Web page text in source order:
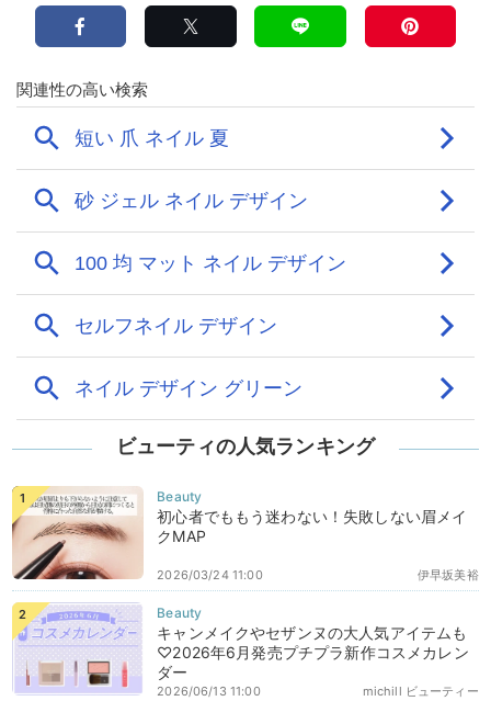
ビューティの人気ランキング
初心者でももう迷わない！失敗しない眉メイ
クMAP
伊早坂美裕
2026/03/24 11:00
キャンメイクやセザンヌの大人気アイテムも
♡2026年6月発売プチプラ新作コスメカレン
ダー
michill ビューティー
2026/06/13 11:00